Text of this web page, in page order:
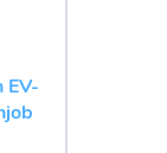
EV-